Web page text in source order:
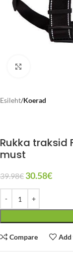
Esileht Koerad
Rukka traksid
must
39.98€ 30.58€
Compare